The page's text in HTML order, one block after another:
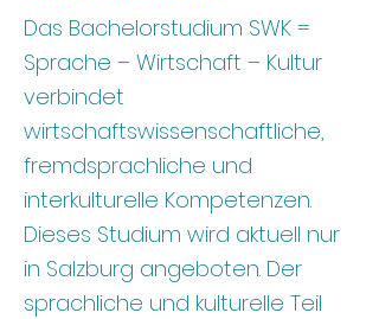
Das Bachelorstudium SWK =
Sprache – Wirtschaft – Kultur
verbindet
wirtschaftswissenschaftliche,
fremdsprachliche und
interkulturelle Kompetenzen.
Dieses Studium wird aktuell nur
in Salzburg angeboten. Der
sprachliche und kulturelle Teil